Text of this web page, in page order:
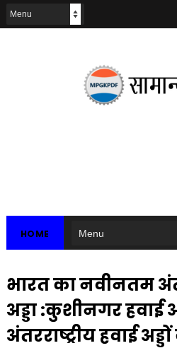
HOME
भारत का नवीनतम
अड्डा :कुशीनगर हवाई
अंतरराष्ट्रीय हवाई